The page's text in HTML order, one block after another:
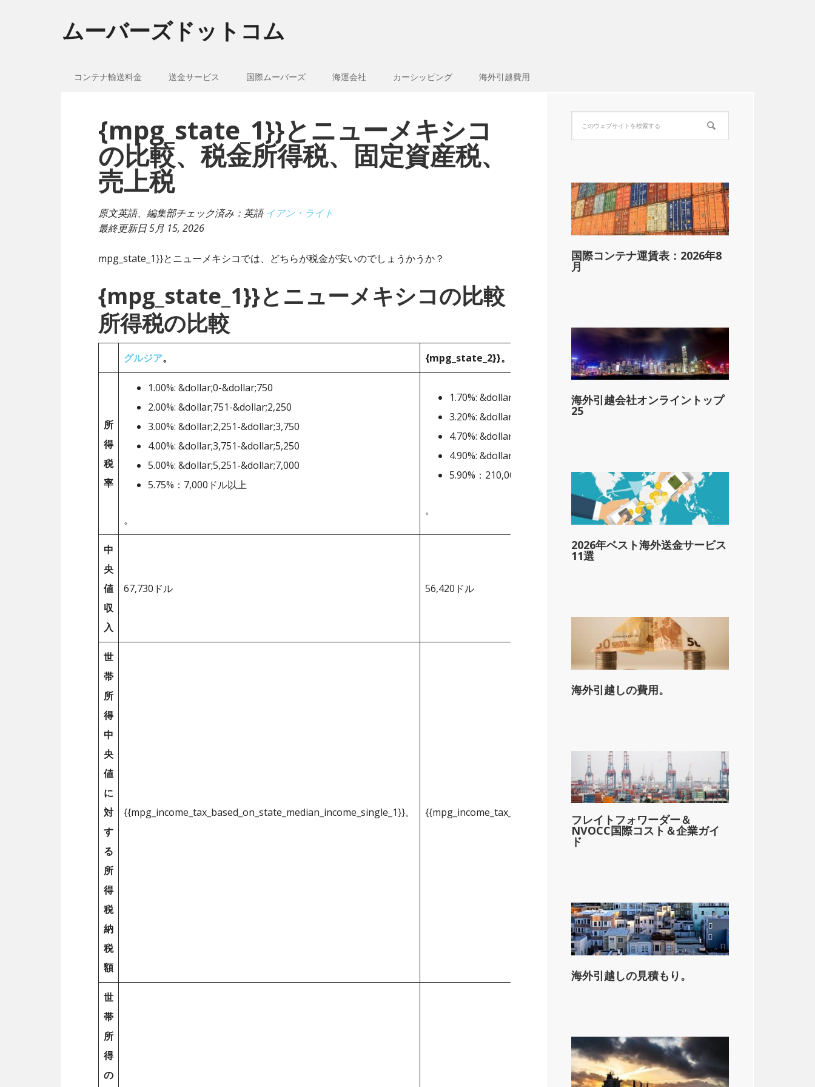
ムーバーズドットコム
コンテナ輸送料金 送金サービス 国際ムーバーズ 海運会社 カーシッピング 海外引越費用
{mpg_state_1}}とニューメキシコ
の比較、税金所得税、固定資産税、
売上税
原文英語、編集部チェック済み：英語イアン・ライト
最終更新日5月 15, 2026
mpg_state_1}}とニューメキシコでは、どちらが税金が安いのでしょうかうか？
{mpg_state_1}}とニューメキシコの比較
所得税の比較
グルジア。 {mpg_state_2}}。
所
得
税
率
1.00%: &dollar;0-&dollar;750
2.00%: &dollar;751-&dollar;2,250
3.00%: &dollar;2,251-&dollar;3,750
4.00%: &dollar;3,751-&dollar;5,250
5.00%: &dollar;5,251-&dollar;7,000
5.75%：7,000ドル以上
。
1.70%: &dollar;0-&dollar;5,500
3.20%: &dollar;5,501-&dollar;11,000
4.70%: &dollar;11,001-&dollar;16,000
4.90%: &dollar;16,001-&dollar;210,000
5.90%：210,001ドル以上
。
中
央
値
収
入
67,730ドル 56,420ドル
世
帯
所
得
中
央
値
に
対
す
る
所
得
税
納
税
額
{{mpg_income_tax_based_on_state_median_income_single_1}}。 {{mpg_income_tax_based_on_state_median_single_2}}。
世
帯
所
得
の
国際コンテナ運賃表：2026年8
月
海外引越会社オンライントップ
25
2026年ベスト海外送金サービス
11選
海外引越しの費用。
フレイトフォワーダー＆
NVOCC国際コスト＆企業ガイ
ド
海外引越しの見積もり。